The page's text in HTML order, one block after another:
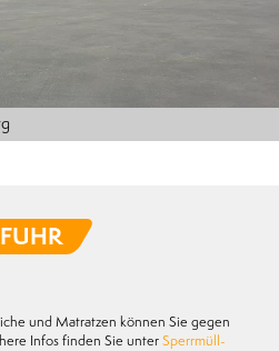
und Matratzen können Sie gegen
Infos finden Sie unter Sperrmüll-